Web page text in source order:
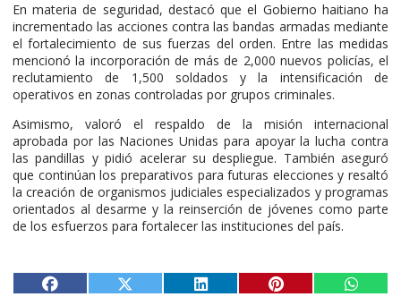
En materia de seguridad, destacó que el Gobierno haitiano ha
incrementado las acciones contra las bandas armadas mediante
el fortalecimiento de sus fuerzas del orden. Entre las medidas
mencionó la incorporación de más de 2,000 nuevos policías, el
reclutamiento de 1,500 soldados y la intensificación de
operativos en zonas controladas por grupos criminales.
Asimismo, valoró el respaldo de la misión internacional
aprobada por las Naciones Unidas para apoyar la lucha contra
las pandillas y pidió acelerar su despliegue. También aseguró
que continúan los preparativos para futuras elecciones y resaltó
la creación de organismos judiciales especializados y programas
orientados al desarme y la reinserción de jóvenes como parte
de los esfuerzos para fortalecer las instituciones del país.